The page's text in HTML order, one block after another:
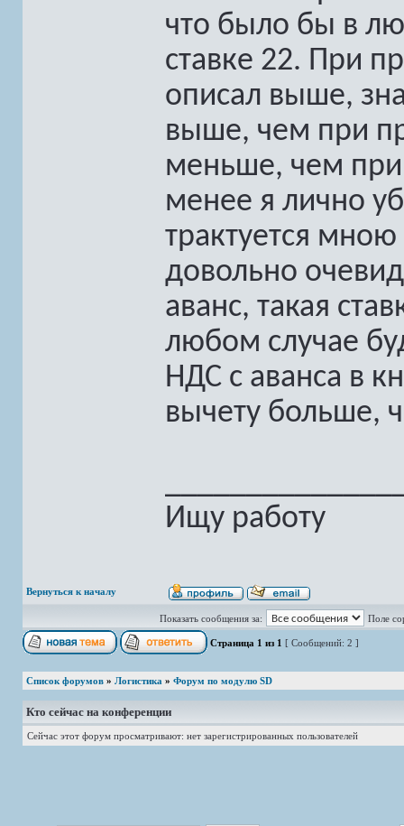
что было бы в
ставке 22. При
описал выше,
выше, чем при
меньше, чем при
менее я лично
трактуется
довольно
аванс, такая
любом случае
НДС с аванса в
вычету больше,
Ищу работу
Вернуться к началу
Показать сообщения за: Поле
Страница 1 из 1 [ Сообщений: 2 ]
Список форумов » Логистика » Форум по модулю SD
Кто сейчас на конференции
Сейчас этот форум просматривают: нет зарегистрированных пользователей